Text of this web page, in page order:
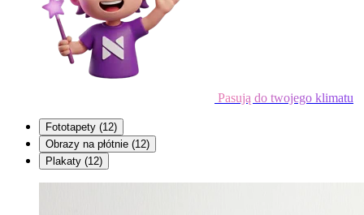
Pasują do twojego klimatu
Fototapety (12)
Obrazy na płótnie (12)
Plakaty (12)